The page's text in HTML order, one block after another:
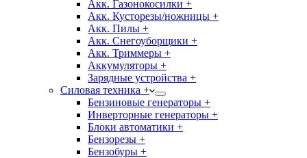
Акк. Газонокосилки +
Акк. Кусторезы/ножницы +
Акк. Пилы +
Акк. Снегоуборщики +
Акк. Триммеры +
Аккумуляторы +
Зарядные устройства +
Силовая техника +
Бензиновые генераторы +
Инверторные генераторы +
Блоки автоматики +
Бензорезы +
Бензобуры +